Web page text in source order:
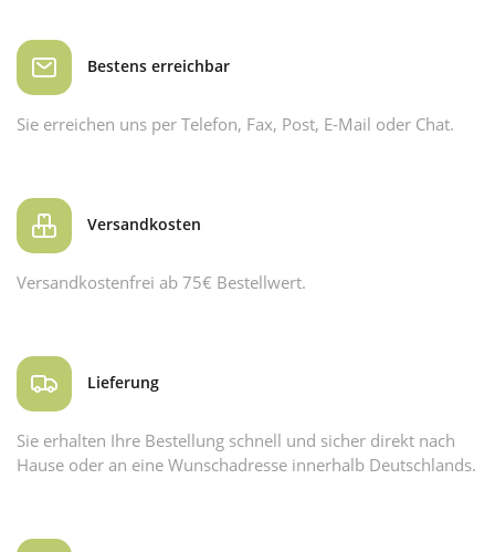
Bestens erreichbar
Sie erreichen uns per Telefon, Fax, Post, E-Mail oder Chat.
Versandkosten
Versandkostenfrei ab 75€ Bestellwert.
Lieferung
Sie erhalten Ihre Bestellung schnell und sicher direkt nach
Hause oder an eine Wunschadresse innerhalb Deutschlands.